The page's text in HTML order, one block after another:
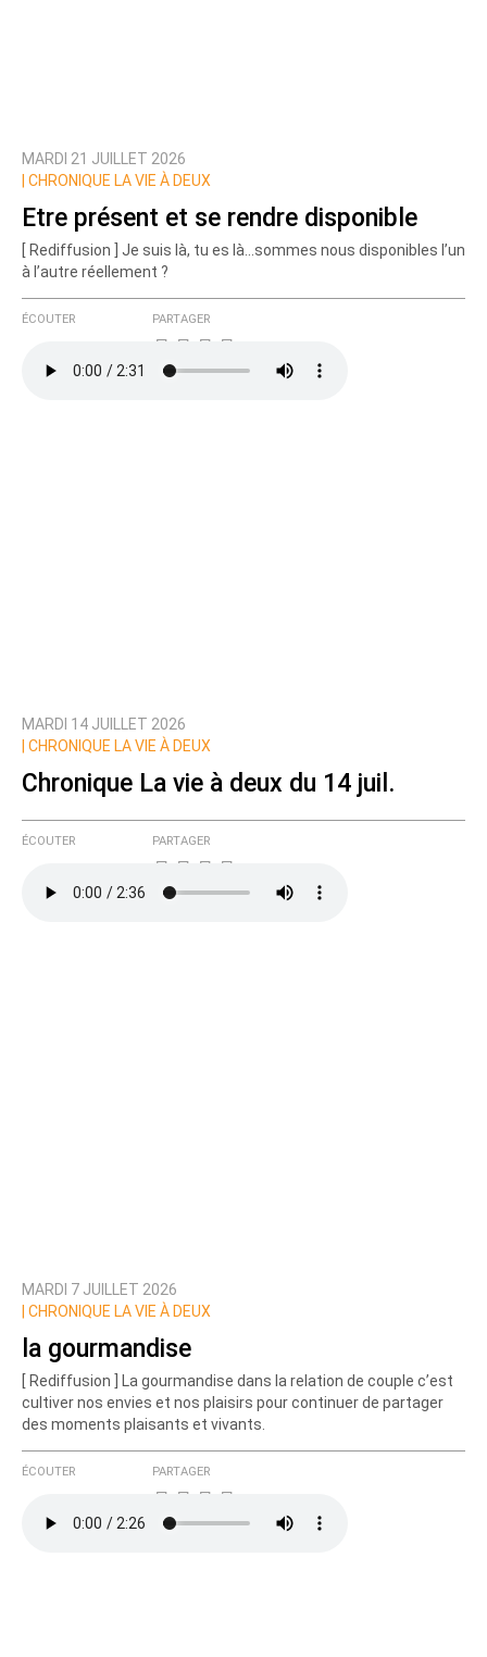
MARDI 21 JUILLET 2026
CHRONIQUE LA VIE À DEUX
Etre présent et se rendre disponible
[ Rediffusion ] Je suis là, tu es là...sommes nous disponibles l’un
à l’autre réellement ?
ÉCOUTER PARTAGER
MARDI 14 JUILLET 2026
CHRONIQUE LA VIE À DEUX
Chronique La vie à deux du 14 juil.
ÉCOUTER PARTAGER
MARDI 7 JUILLET 2026
CHRONIQUE LA VIE À DEUX
la gourmandise
[ Rediffusion ] La gourmandise dans la relation de couple c’est
cultiver nos envies et nos plaisirs pour continuer de partager
des moments plaisants et vivants.
ÉCOUTER PARTAGER